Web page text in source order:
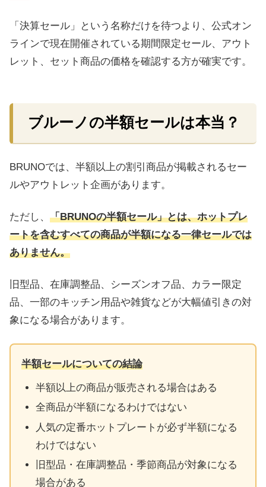
「決算セール」という名称だけを待つより、公式オン
ラインで現在開催されている期間限定セール、アウト
レット、セット商品の価格を確認する方が確実です。
ブルーノの半額セールは本当？
BRUNOでは、半額以上の割引商品が掲載されるセー
ルやアウトレット企画があります。
ただし、 「BRUNOの半額セール」とは、ホットプレ
ートを含むすべての商品が半額になる一律セールでは
ありません。
旧型品、在庫調整品、シーズンオフ品、カラー限定
品、一部のキッチン用品や雑貨などが大幅値引きの対
象になる場合があります。
半額セールについての結論
半額以上の商品が販売される場合はある
全商品が半額になるわけではない
人気の定番ホットプレートが必ず半額になる
わけではない
旧型品・在庫調整品・季節商品が対象になる
場合がある